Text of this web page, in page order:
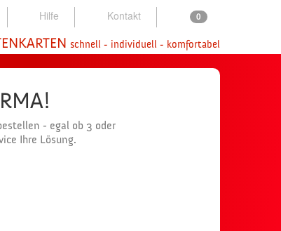
Hilfe Kontakt 0
schnell - individuell - komfortabel
- egal ob 3 oder
Ihre Lösung.